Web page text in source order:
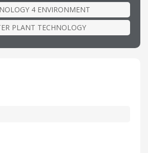
4 ENVIRONMENT
PLANT TECHNOLOGY